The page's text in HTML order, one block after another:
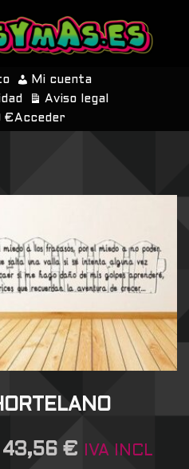
Mi cuenta
Aviso legal
€ Acceder
43,56 € IVA INCL